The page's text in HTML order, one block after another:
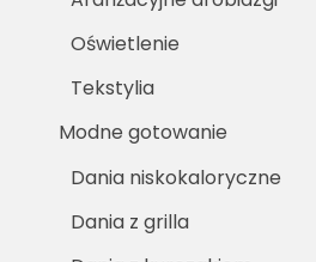
Oświetlenie
Tekstylia
Modne gotowanie
Dania niskokaloryczne
Dania z grilla